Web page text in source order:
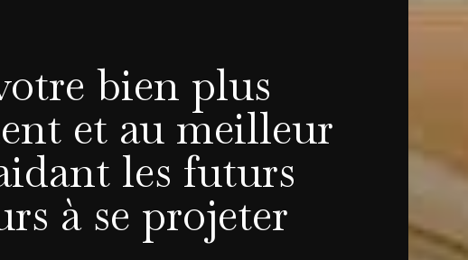
bien plus
et au meilleur
les futurs
à se projeter